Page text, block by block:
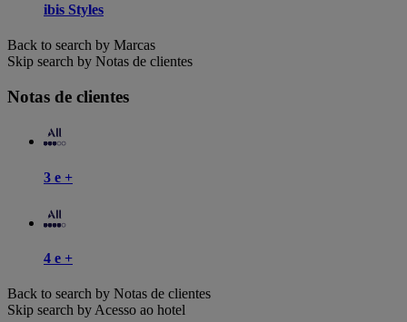
ibis Styles
Back to search by Marcas
Skip search by Notas de clientes
Notas de clientes
3 e +
4 e +
Back to search by Notas de clientes
Skip search by Acesso ao hotel